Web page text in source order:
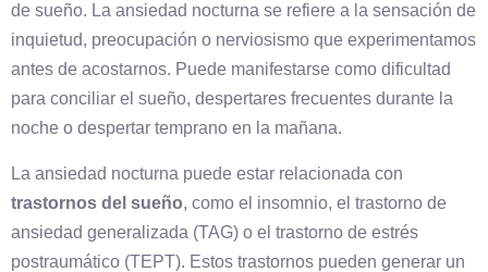
de sueño. La ansiedad nocturna se refiere a la sensación de
inquietud, preocupación o nerviosismo que experimentamos
antes de acostarnos. Puede manifestarse como dificultad
para conciliar el sueño, despertares frecuentes durante la
noche o despertar temprano en la mañana.
La ansiedad nocturna puede estar relacionada con
trastornos del sueño, como el insomnio, el trastorno de
ansiedad generalizada (TAG) o el trastorno de estrés
postraumático (TEPT). Estos trastornos pueden generar un